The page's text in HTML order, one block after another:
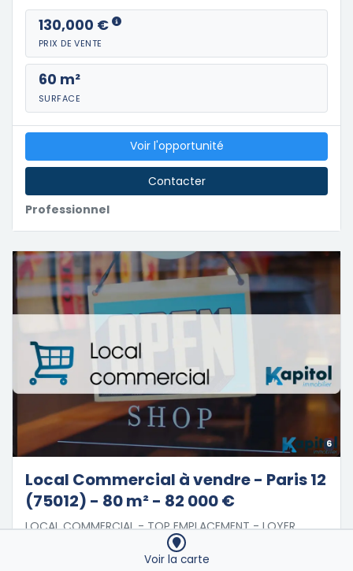
130,000 €
PRIX DE VENTE
60 m²
SURFACE
Professionnel
Voir l'opportunité
Contacter
6
Local Commercial à vendre - Paris 12
(75012) - 80 m² - 82 000 €
LOCAL COMMERCIAL - TOP EMPLACEMENT - LOYER
ECXEPTIONNEL !!Superficie totale : 80m²RDC :
55m²Ss/Sol : 25m² Commerce en cours d'exploitation
Voir la carte